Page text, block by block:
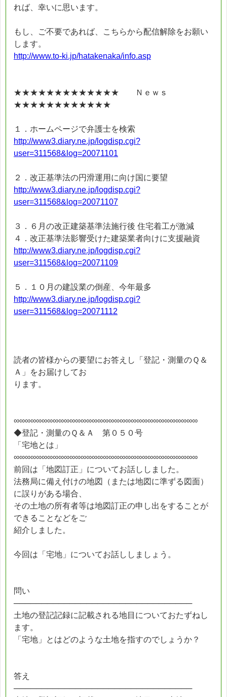
れば、幸いに思います。
もし、ご不要であれば、こちらから配信解除をお願い
します。
http://www.to-ki.jp/hatakenaka/info.asp
★★★★★★★★★★★★★ Ｎｅｗｓ
★★★★★★★★★★★★
１．ホームページで弁護士を検索
http://www3.diary.ne.jp/logdisp.cgi?
user=311568&log=20071101
２．改正基準法の円滑運用に向け国に要望
http://www3.diary.ne.jp/logdisp.cgi?
user=311568&log=20071107
３．６月の改正建築基準法施行後 住宅着工が激減
４．改正基準法影響受けた建築業者向けに支援融資
http://www3.diary.ne.jp/logdisp.cgi?
user=311568&log=20071109
５．１０月の建設業の倒産、今年最多
http://www3.diary.ne.jp/logdisp.cgi?
user=311568&log=20071112
読者の皆様からの要望にお答えし「登記・測量のＱ＆
Ａ」をお届けしてお
ります。
∞∞∞∞∞∞∞∞∞∞∞∞∞∞∞∞∞∞∞∞∞∞∞∞∞∞∞∞∞∞∞∞∞
◆登記・測量のＱ＆Ａ 第０５０号
「宅地とは」
∞∞∞∞∞∞∞∞∞∞∞∞∞∞∞∞∞∞∞∞∞∞∞∞∞∞∞∞∞∞∞∞∞
前回は「地図訂正」についてお話ししました。
法務局に備え付けの地図（または地図に準ずる図面）
に誤りがある場合、
その土地の所有者等は地図訂正の申し出をすることが
できることなどをご
紹介しました。
今回は「宅地」についてお話ししましょう。
問い
────────────────────────────────
土地の登記記録に記載される地目についておたずねし
ます。
「宅地」とはどのような土地を指すのでしょうか？
答え
────────────────────────────────